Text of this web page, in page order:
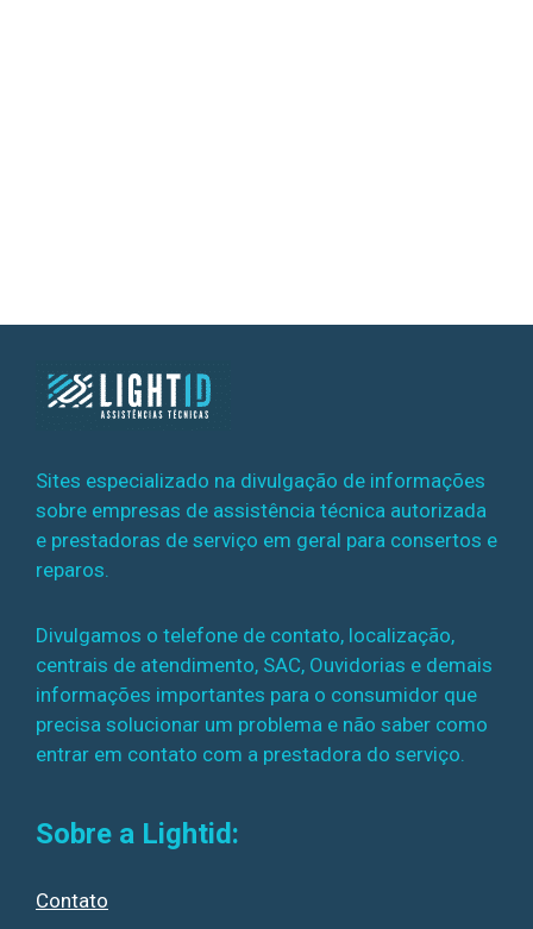
Sites especializado na divulgação de informações
sobre empresas de assistência técnica autorizada
e prestadoras de serviço em geral para consertos e
reparos.
Divulgamos o telefone de contato, localização,
centrais de atendimento, SAC, Ouvidorias e demais
informações importantes para o consumidor que
precisa solucionar um problema e não saber como
entrar em contato com a prestadora do serviço.
Sobre a Lightid:
Contato